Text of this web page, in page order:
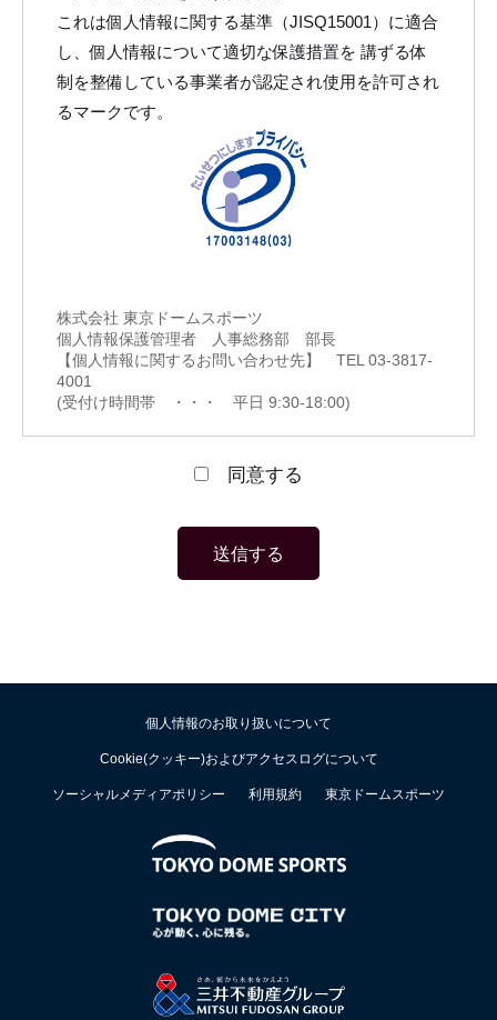
これは個人情報に関する基準（JISQ15001）に適合
し、個人情報について適切な保護措置を 講ずる体
制を整備している事業者が認定され使用を許可され
るマークです。
株式会社 東京ドームスポーツ
個人情報保護管理者 人事総務部 部長
【個人情報に関するお問い合わせ先】 TEL 03-3817-
4001
(受付け時間帯 ・・・ 平日 9:30-18:00)
同意する
個人情報のお取り扱いについて
Cookie(クッキー)およびアクセスログについて
ソーシャルメディアポリシー 利用規約 東京ドームスポーツ